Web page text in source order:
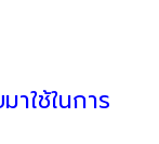
ใช้ในการ